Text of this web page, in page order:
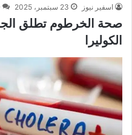
اسفير نيوز 23 سبتمبر، 2025
صحة الخرطوم تطلق
الكوليرا